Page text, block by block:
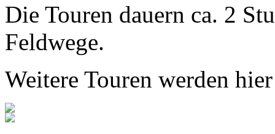
Die Touren dauern ca. 2
Feldwege.
Weitere Touren werden